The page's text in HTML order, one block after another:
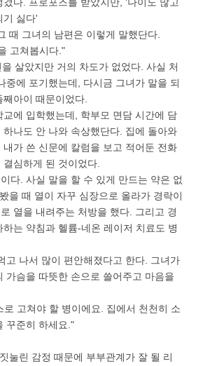
기 싫다'
때 그녀의 남편은 이렇게 말했단다.
고쳐봅시다."
살았지만 거의 차도가 없었다. 사실 처
중에 포기했는데, 다시금 그녀가 말을 되
아이 때문이었다.
교에 입학했는데, 학부모 면담 시간에 담
하나도 안 나와 속상했단다. 집에 돌아와
내가 쓴 신문에 칼럼을 보고 적어둔 전화
심하게 된 것이었다.
다. 사실 말을 할 수 있게 만드는 약은 없
을 때 열이 자꾸 심장으로 올라가 경락이
열을 내려주는 처방을 했다. 그리고 경
는 약침과 헬륨-네온 레이저 치료도 병
고 나서 많이 편안해졌다고 한다. 그녀가
가슴을 따뜻한 손으로 쓸어주고 마음을
로 고쳐야 할 병이에요. 집에서 천천히 소
꾸준히 하세요."
눌린 감정 때문에 부부관계가 잘 될 리